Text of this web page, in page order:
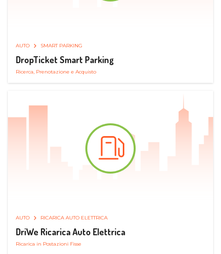
AUTO SMART PARKING
DropTicket Smart Parking
Ricerca, Prenotazione e Acquisto
AUTO RICARICA AUTO ELETTRICA
DriWe Ricarica Auto Elettrica
Ricarica in Postazioni Fisse